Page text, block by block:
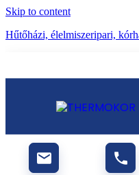
Skip to content
Hűtőházi, élelmiszeripari,